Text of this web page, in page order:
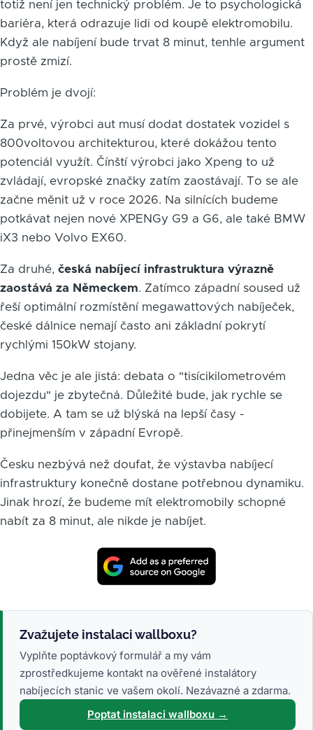
totiž není jen technický problém. Je to psychologická
bariéra, která odrazuje lidi od koupě elektromobilu.
Když ale nabíjení bude trvat 8 minut, tenhle argument
prostě zmizí.
Problém je dvojí:
Za prvé, výrobci aut musí dodat dostatek vozidel s
800voltovou architekturou, které dokážou tento
potenciál využít. Čínští výrobci jako Xpeng to už
zvládají, evropské značky zatím zaostávají. To se ale
začne měnit už v roce 2026. Na silnících budeme
potkávat nejen nové XPENGy G9 a G6, ale také BMW
iX3 nebo Volvo EX60.
Za druhé, česká nabíjecí infrastruktura výrazně
zaostává za Německem. Zatímco západní soused už
řeší optimální rozmístění megawattových nabíječek,
české dálnice nemají často ani základní pokrytí
rychlými 150kW stojany.
Jedna věc je ale jistá: debata o "tisícikilometrovém
dojezdu" je zbytečná. Důležité bude, jak rychle se
dobijete. A tam se už blýská na lepší časy -
přinejmenším v západní Evropě.
Česku nezbývá než doufat, že výstavba nabíjecí
infrastruktury konečně dostane potřebnou dynamiku.
Jinak hrozí, že budeme mít elektromobily schopné
nabít za 8 minut, ale nikde je nabíjet.
Zvažujete instalaci wallboxu?
Vyplňte poptávkový formulář a my vám
zprostředkujeme kontakt na ověřené instalátory
nabíjecích stanic ve vašem okolí. Nezávazné a zdarma.
Poptat instalaci wallboxu →